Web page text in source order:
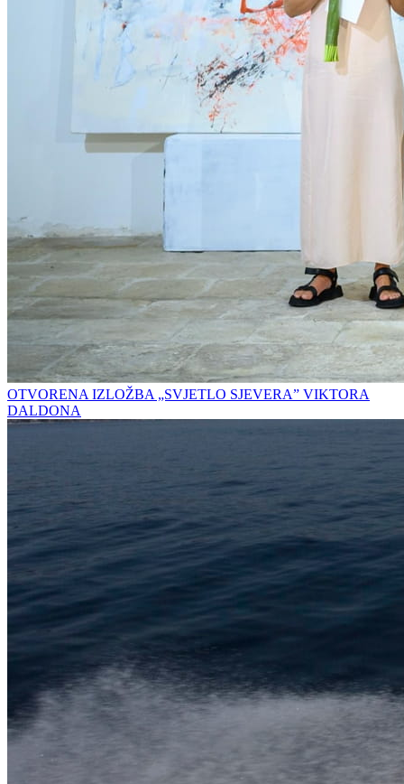
OTVORENA IZLOŽBA „SVJETLO SJEVERA” VIKTORA
DALDONA